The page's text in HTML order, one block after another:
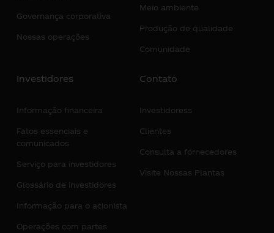
Governança corporativa
Nossas operações
Meio ambiente
Produção de qualidade
Comunidade
Investidores
Informação financeira
Fatos essenciais e
comunicados
Serviço para investidores
Glossário de investidores
Informação para o acionista
Operações com partes
Contato
Investidoress
Clientes
Consulta a fornecedores
Visite Nossas Plantas